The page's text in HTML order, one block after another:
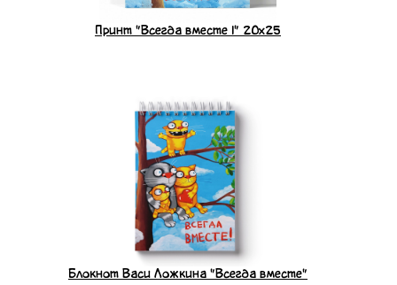
Принт "Всегда вместе 1" 20x25
Блокнот Васи Ложкина "Всегда вместе"